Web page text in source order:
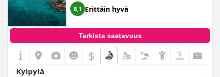
8,1 Erittäin hyvä
Tarkista saatavuus
$
Kylpylä